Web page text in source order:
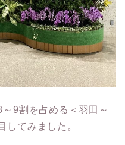
9割を占める＜羽田～
してみました。